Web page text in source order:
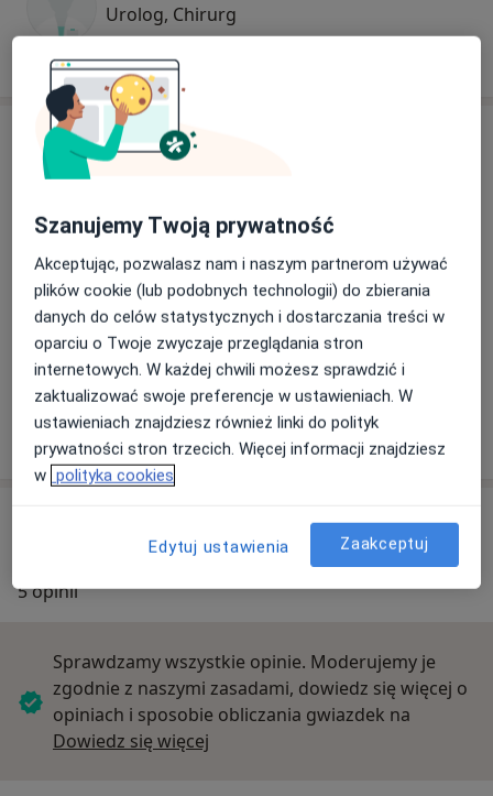
Urolog, Chirurg
Adresy (2)
Powiększ mapę
Przychodnia
Piotrkowska 204/210, 90-451 Łódź
5 opinii
Sprawdzamy wszystkie opinie. Moderujemy je
zgodnie z naszymi zasadami, dowiedz się więcej o
opiniach i sposobie obliczania gwiazdek na
Dowiedz się więcej
Szanujemy Twoją prywatność
Akceptując, pozwalasz nam i naszym partnerom używać
plików cookie (lub podobnych technologii) do zbierania
danych do celów statystycznych i dostarczania treści w
oparciu o Twoje zwyczaje przeglądania stron
internetowych. W każdej chwili możesz sprawdzić i
zaktualizować swoje preferencje w ustawieniach. W
ustawieniach znajdziesz również linki do polityk
prywatności stron trzecich. Więcej informacji znajdziesz
w polityka cookies
Edytuj ustawienia Zaakceptuj